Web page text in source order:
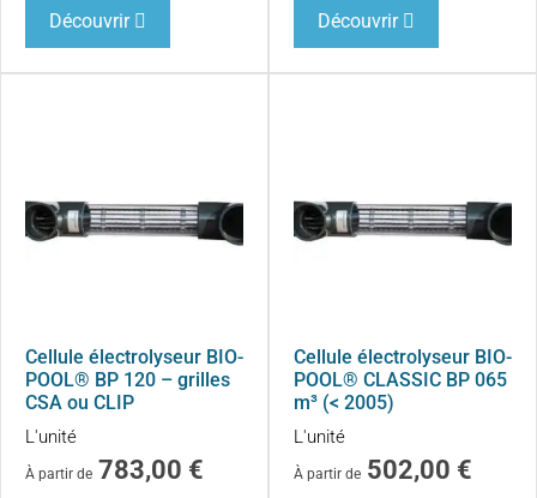
Découvrir Découvrir
Cellule électrolyseur BIO-
POOL® BP 120 – grilles
CSA ou CLIP
L'unité
À partir de 783,00 €
Cellule électrolyseur BIO-
POOL® CLASSIC BP 065
m³ (< 2005)
L'unité
À partir de 502,00 €